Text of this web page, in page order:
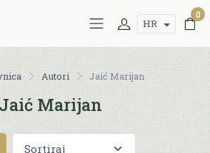
HR
0
Autori Jaić Marijan
Jaić Marijan